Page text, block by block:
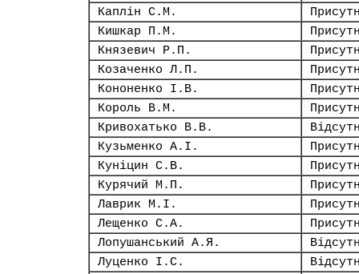
Каплін С.М.
Кишкар П.М.
Князевич Р.П.
Козаченко Л.П.
Кононенко І.В.
Король В.М.
Кривохатько В.В.
Кузьменко А.І.
Куніцин С.В.
Курячий М.П.
Лаврик М.І.
Лещенко С.А.
Лопушанський А.Я.
Луценко І.С.